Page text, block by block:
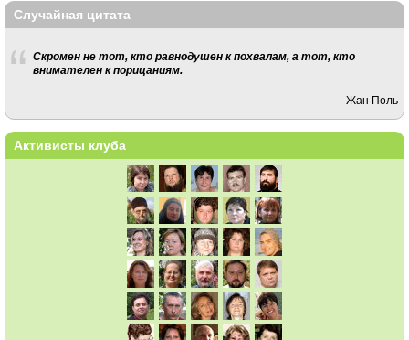
Случайная цитата
Скромен не тот, кто равнодушен к похвалам, а тот, кто
внимателен к порицаниям.
Жан Поль
Активисты клуба